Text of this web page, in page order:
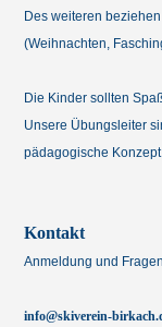
Des weiteren
(Weihnachten,
Die Kinder sollten
Unsere Übungsleiter
pädagogische
Kontakt
Anmeldung und
info@skiverein-